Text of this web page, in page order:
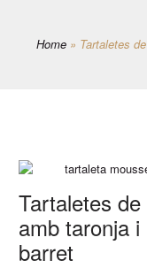
Home » Tartaletes
Tartaletes
amb taronja
barret